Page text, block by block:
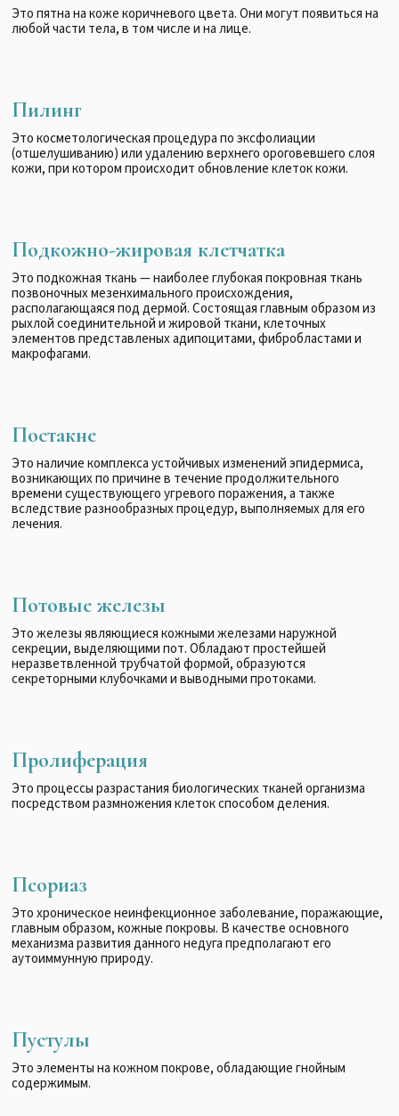
Это пятна на коже коричневого цвета. Они могут появиться на
любой части тела, в том числе и на лице.
Пилинг
Это косметологическая процедура по эксфолиации
(отшелушиванию) или удалению верхнего ороговевшего слоя
кожи, при котором происходит обновление клеток кожи.
Подкожно-жировая клетчатка
Это подкожная ткань — наиболее глубокая покровная ткань
позвоночных мезенхимального происхождения,
располагающаяся под дермой. Состоящая главным образом из
рыхлой соединительной и жировой ткани, клеточных
элементов представленых адипоцитами, фибробластами и
макрофагами.
Постакне
Это наличие комплекса устойчивых изменений эпидермиса,
возникающих по причине в течение продолжительного
времени существующего угревого поражения, а также
вследствие разнообразных процедур, выполняемых для его
лечения.
Потовые железы
Это железы являющиеся кожными железами наружной
секреции, выделяющими пот. Обладают простейшей
неразветвленной трубчатой формой, образуются
секреторными клубочками и выводными протоками.
Пролиферация
Это процессы разрастания биологических тканей организма
посредством размножения клеток способом деления.
Псориаз
Это хроническое неинфекционное заболевание, поражающие,
главным образом, кожные покровы. В качестве основного
механизма развития данного недуга предполагают его
аутоиммунную природу.
Пустулы
Это элементы на кожном покрове, обладающие гнойным
содержимым.